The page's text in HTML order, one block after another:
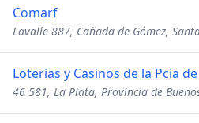
Comarf
Lavalle 887, Cañada de Gómez,
Loterias y Casinos de la Pcia de
46 581, La Plata, Provincia de